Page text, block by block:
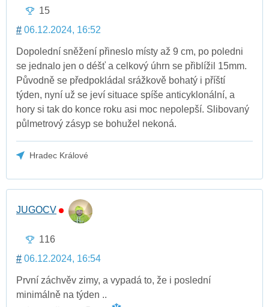
15
# 06.12.2024, 16:52
Dopolední sněžení přineslo místy až 9 cm, po poledni
se jednalo jen o déšť a celkový úhrn se přiblížil 15mm.
Původně se předpokládal srážkově bohatý i příští
týden, nyní už se jeví situace spíše anticyklonální, a
hory si tak do konce roku asi moc nepolepší. Slibovaný
půlmetrový zásyp se bohužel nekoná.
Hradec Králové
JUGOCV
116
# 06.12.2024, 16:54
První záchvěv zimy, a vypadá to, že i poslední
minimálně na týden ..